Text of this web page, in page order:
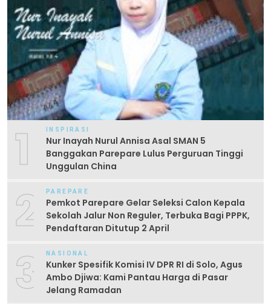
1 INSPIRASI
Nur Inayah Nurul Annisa Asal SMAN 5
Banggakan Parepare Lulus Perguruan Tinggi
Unggulan China
2 PAREPARE
Pemkot Parepare Gelar Seleksi Calon Kepala
Sekolah Jalur Non Reguler, Terbuka Bagi PPPK,
Pendaftaran Ditutup 2 April
3 NASIONAL
Kunker Spesifik Komisi IV DPR RI di Solo, Agus
Ambo Djiwa: Kami Pantau Harga di Pasar
Jelang Ramadan